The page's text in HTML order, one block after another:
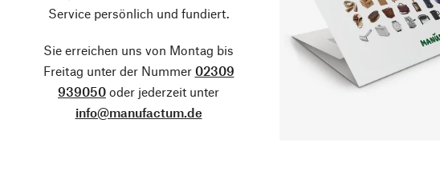
Service persönlich und fundiert.
Sie erreichen uns von Montag bis
Freitag unter der Nummer 02309
939050 oder jederzeit unter
info@manufactum.de